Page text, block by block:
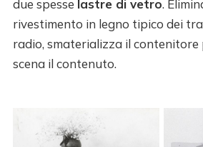
due spesse lastre di vetro.
rivestimento in legno tipico dei
radio, smaterializza il contenitore
scena il contenuto.